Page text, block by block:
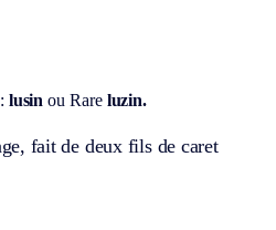
lusin ou Rare luzin.
fait de deux fils de caret